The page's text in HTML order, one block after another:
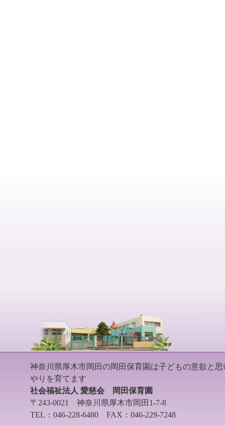
神奈川県厚木市岡田の岡田保育園は子どもの意欲と思
やりを育てます
社会福祉法人 愛慈会 岡田保育園
〒243-0021 神奈川県厚木市岡田1-7-8
TEL：046-228-6480 FAX：046-229-7248